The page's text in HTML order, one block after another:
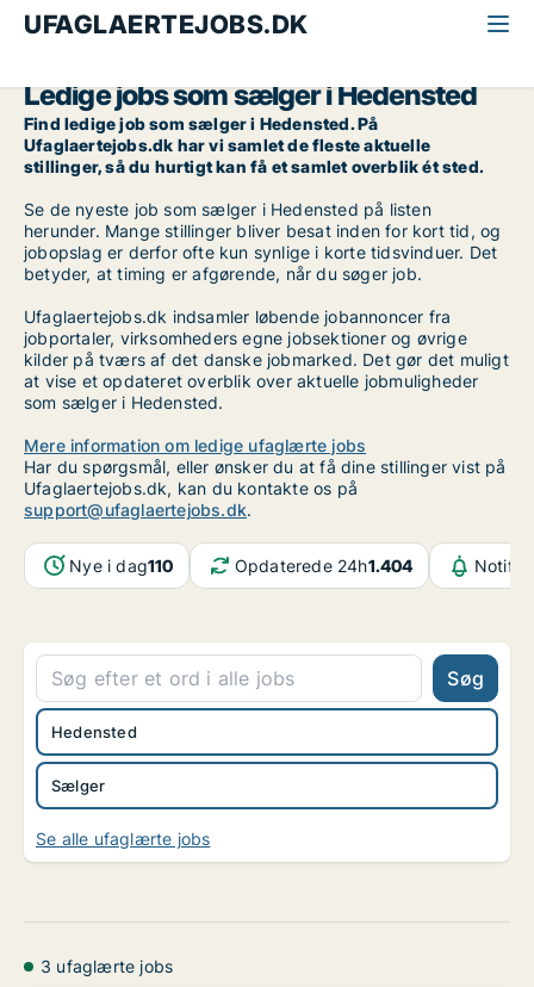
UFAGLAERTEJOBS.DK
Ledige jobs som sælger i Hedensted
Find ledige job som sælger i Hedensted. På
Ufaglaertejobs.dk har vi samlet de fleste aktuelle
stillinger, så du hurtigt kan få et samlet overblik ét sted.
Se de nyeste job som sælger i Hedensted på listen
herunder. Mange stillinger bliver besat inden for kort tid, og
jobopslag er derfor ofte kun synlige i korte tidsvinduer. Det
betyder, at timing er afgørende, når du søger job.
Ufaglaertejobs.dk indsamler løbende jobannoncer fra
jobportaler, virksomheders egne jobsektioner og øvrige
kilder på tværs af det danske jobmarked. Det gør det muligt
at vise et opdateret overblik over aktuelle jobmuligheder
som sælger i Hedensted.
Mere information om ledige ufaglærte jobs
Har du spørgsmål, eller ønsker du at få dine stillinger vist på
Ufaglaertejobs.dk, kan du kontakte os på
support@ufaglaertejobs.dk.
Nye i dag110 Opdaterede 24h1.404
Søg
Sælger
Hedensted
Se alle ufaglærte jobs
3 ufaglærte jobs